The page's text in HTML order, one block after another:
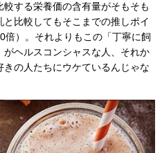
する栄養価の含有量がそもそも
比較してもそこまでの推しポイ
倍）。それよりもこの「丁寧に飼
ヘルスコンシャスな人、それか
の人たちにウケているんじゃな